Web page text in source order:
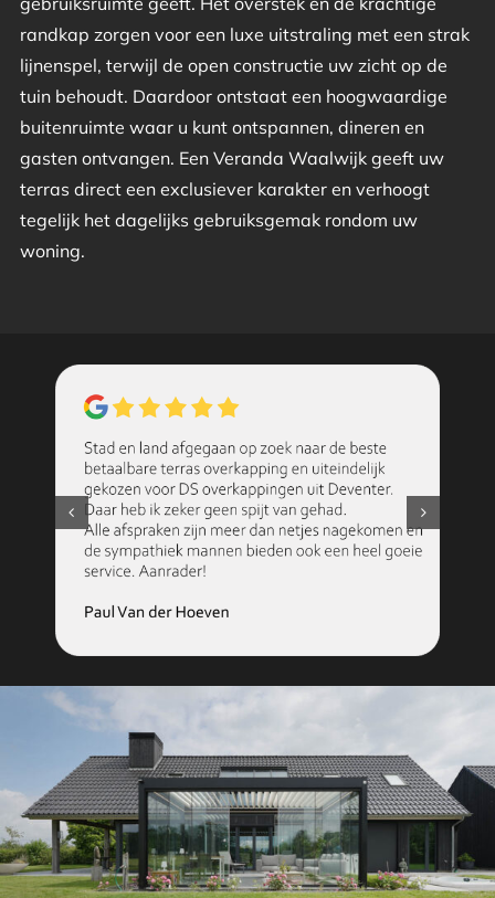
randkap zorgen voor een luxe uitstraling met een strak
lijnenspel, terwijl de open constructie uw zicht op de
tuin behoudt. Daardoor ontstaat een hoogwaardige
buitenruimte waar u kunt ontspannen, dineren en
gasten ontvangen. Een Veranda Waalwijk geeft uw
terras direct een exclusiever karakter en verhoogt
tegelijk het dagelijks gebruiksgemak rondom uw
woning.